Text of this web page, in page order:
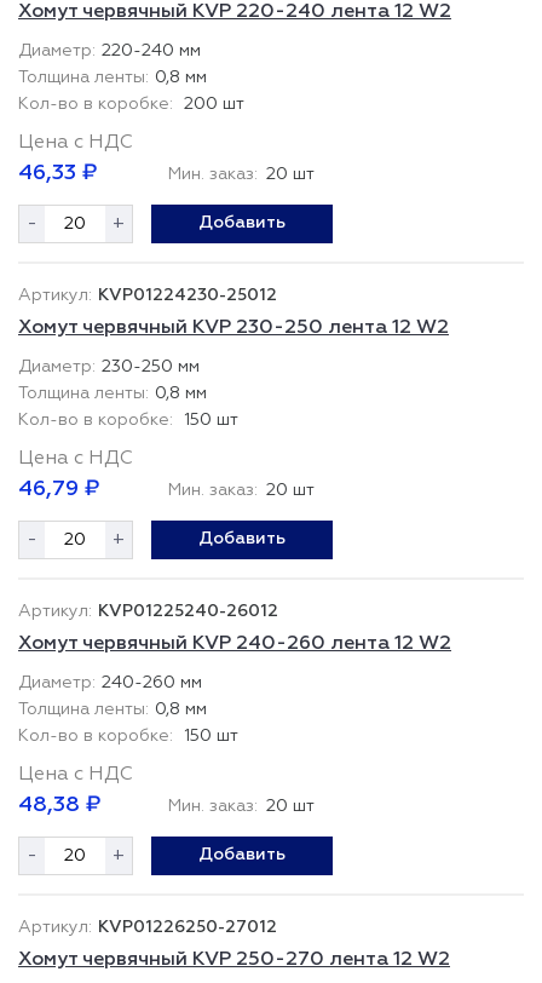
Хомут червячный KVP 220-240 лента 12 W2
220-240 мм
0,8 мм
200 шт
Цена с НДС
46,33 ₽ Мин. заказ: 20 шт
- + Добавить
KVP01224230-25012
Хомут червячный KVP 230-250 лента 12 W2
230-250 мм
0,8 мм
150 шт
Цена с НДС
46,79 ₽ Мин. заказ: 20 шт
- + Добавить
KVP01225240-26012
Хомут червячный KVP 240-260 лента 12 W2
240-260 мм
0,8 мм
150 шт
Цена с НДС
48,38 ₽ Мин. заказ: 20 шт
- + Добавить
KVP01226250-27012
Хомут червячный KVP 250-270 лента 12 W2